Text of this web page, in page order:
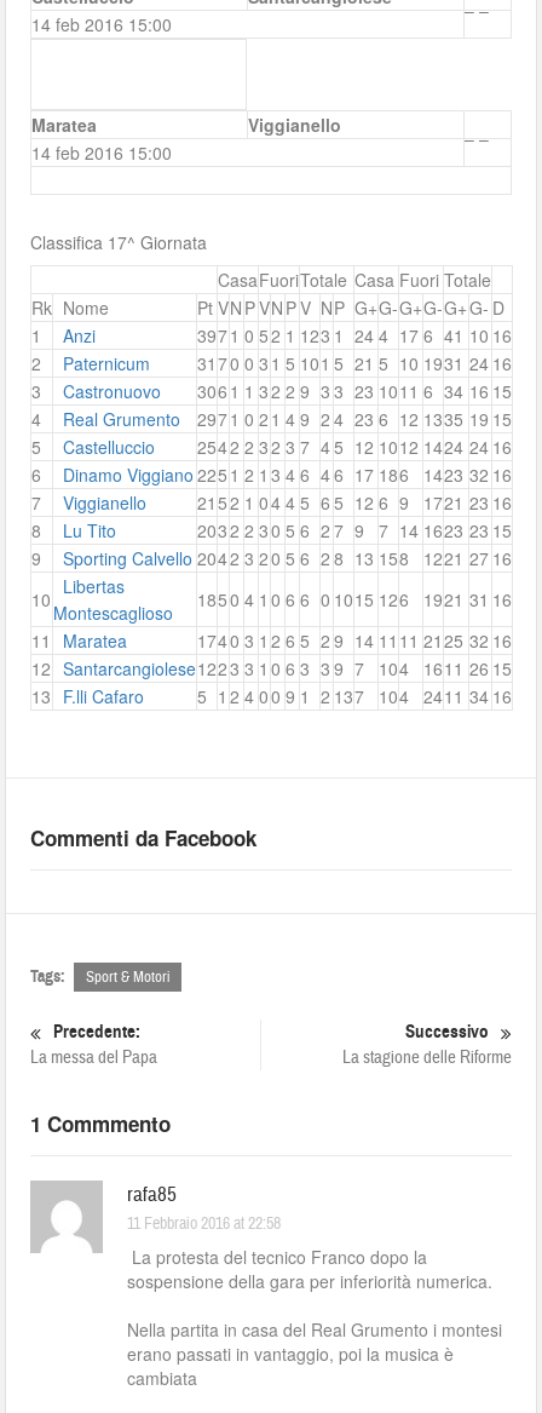
– –
14 feb 2016 15:00
Maratea Viggianello
– –
14 feb 2016 15:00
Classifica 17^ Giornata
CasaFuoriTotale Casa Fuori Totale
Rk Nome Pt VN PVN PV NP G+G-G+G-G+G- D
1
Anzi 3971 0 52 1 123 1 24 4 17 6 41 10 16
2
Paternicum 31 70 0 3 1 5 101 5 21 5 10 1931 24 16
3
Castronuovo 306 1 1 32 2 9 3 3 23 1011 6 34 16 15
4
Real Grumento 2971 0 2 1 4 9 2 4 23 6 12 1335 19 15
5
Castelluccio 2542 2 32 3 7 45 12 1012 1424 24 16
6
Dinamo Viggiano 225 1 2 1 3 4 6 46 17 186 1423 32 16
7
Viggianello 21 52 1 04 4 5 6 5 12 6 9 1721 23 16
8
Lu Tito 2032 2 30 5 6 2 7 9 7 14 1623 23 15
9
Sporting Calvello 2042 3 20 5 6 2 8 13 158 1221 27 16
10
Libertas
Montescaglioso
1850 4 1 0 6 6 0 1015 126 1921 31 16
11
Maratea 1740 3 1 2 6 5 2 9 14 11 11 21 25 32 16
12 Santarcangiolese1223 3 1 0 6 3 3 9 7 104 1611 26 15
13 F.lli Cafaro 5 1 2 4 00 9 1 2 137 104 2411 34 16
Commenti da Facebook
Tags: Sport & Motori
Precedente:
La messa del Papa
Successivo
La stagione delle Riforme
1 Commmento
rafa85
11 Febbraio 2016 at 22:58
La protesta del tecnico Franco dopo la
sospensione della gara per inferiorità numerica.
Nella partita in casa del Real Grumento i montesi
erano passati in vantaggio, poi la musica è
cambiata